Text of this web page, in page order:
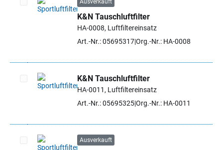
Artikel auswählen
Ausverkauft
K&N Tauschluftfilter
HA-0008, Luftfiltereinsatz
Art.-Nr.: 05695317Org.-Nr.: HA-0008
Artikel auswählen
K&N Tauschluftfilter
HA-0011, Luftfiltereinsatz
Art.-Nr.: 05695325Org.-Nr.: HA-0011
Ausverkauft